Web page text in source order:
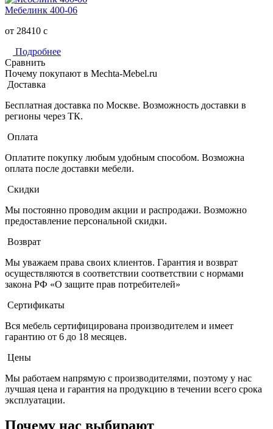
Мебелинк 400-06
от 28410 c
Подробнее
Сравнить
Почему покупают в Mechta-Mebel.ru
Доставка
Бесплатная доставка по Москве. Возможность доставки в
регионы через ТК.
Оплата
Оплатите покупку любым удобным способом. Возможна
оплата после доставки мебели.
Скидки
Мы постоянно проводим акции и распродажи. Возможно
предоставление персональной скидки.
Возврат
Мы уважаем права своих клиентов. Гарантия и возврат
осуществляются в соответствии соответствии с нормами
закона РФ «О защите прав потребителей»
Сертификаты
Вся мебель сертифицирована производителем и имеет
гарантию от 6 до 18 месяцев.
Цены
Мы работаем напрямую с производителями, поэтому у нас
лучшая цена и гарантия на продукцию в течении всего срока
эксплуатации.
Почему нас выбирают